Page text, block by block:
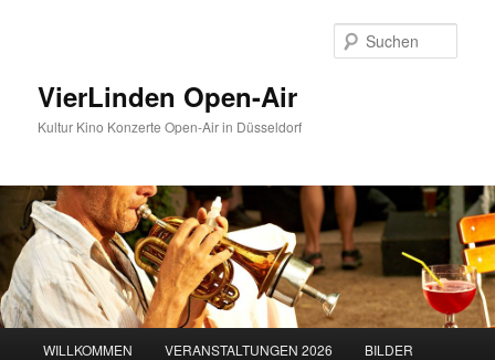
VierLinden Open-Air
Kultur Kino Konzerte Open-Air in Düsseldorf
WILLKOMMEN VERANSTALTUNGEN 2026 BILDER